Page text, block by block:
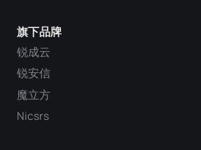
旗下品牌
锐成云
锐安信
魔立方
Nicsrs